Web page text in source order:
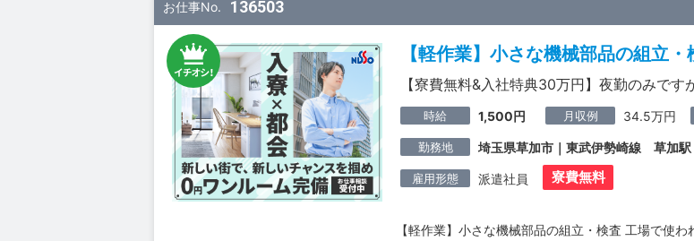
お仕事No. 136503
【軽作業】小さな機械部品の組立・
【寮費無料&入社特典30万円】夜勤のみです
時給 1,500円 月収例 34.5万円
勤務地 埼玉県草加市｜東武伊勢崎線 草加駅
雇用形態 派遣社員 寮費無料
【軽作業】小さな機械部品の組立・検査 工場で使